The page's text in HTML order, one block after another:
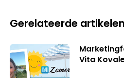
Gerelateerde artikelen
Vita